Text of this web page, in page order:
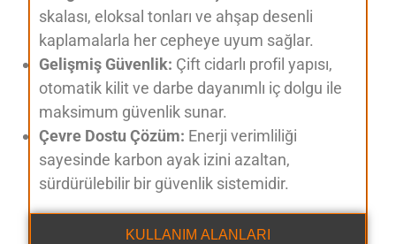
KULLANIM ALANLARI
skalası, eloksal tonları ve ahşap desenli
kaplamalarla her cepheye uyum sağlar.
Gelişmiş Güvenlik: Çift cidarlı profil yapısı,
otomatik kilit ve darbe dayanımlı iç dolgu ile
maksimum güvenlik sunar.
Çevre Dostu Çözüm: Enerji verimliliği
sayesinde karbon ayak izini azaltan,
sürdürülebilir bir güvenlik sistemidir.